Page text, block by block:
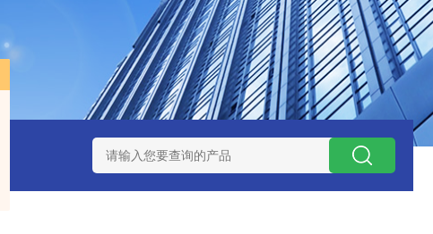
小鼠神经酰胺-1-磷酸（C1P）ELISA 试剂盒 小鼠（